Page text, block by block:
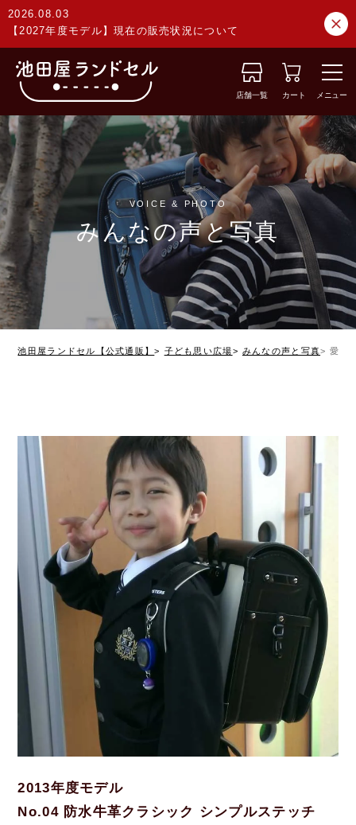
2026.08.03
【2027年度モデル】現在の販売状況について
店舗一覧 カート メニュー
VOICE & PHOTO
みんなの声と写真
池田屋ランドセル【公式通販】 子ども思い広場 みんなの声と写真 愛知
2013年度モデル
No.04 防水牛革クラシック シンプルステッチ